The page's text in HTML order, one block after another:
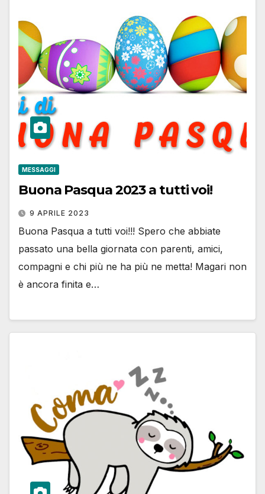
MESSAGGI
Buona Pasqua 2023 a tutti voi!
9 APRILE 2023
Buona Pasqua a tutti voi!!! Spero che abbiate
passato una bella giornata con parenti, amici,
compagni e chi più ne ha più ne metta! Magari non
è ancora finita e…